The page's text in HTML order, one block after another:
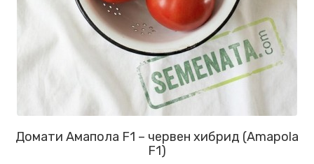
Домати Амапола F1 – червен хибрид (Amapola
F1)